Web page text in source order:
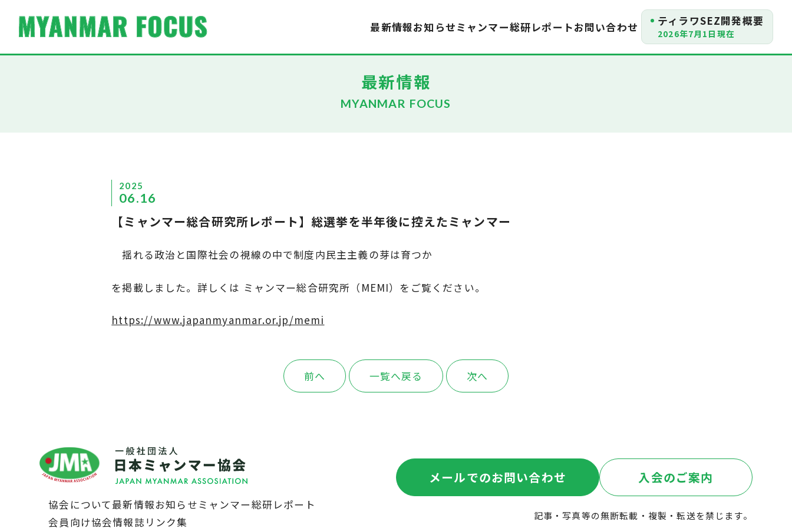
最新情報お知らせミャンマー総研レポートお問い合わせ ティラワSEZ開発概要
2026年7月1日現在
最新情報
MYANMAR FOCUS
2025
06.16
【ミャンマー総合研究所レポート】総選挙を半年後に控えたミャンマー
揺れる政治と国際社会の視線の中で制度内民主主義の芽は育つか
を掲載しました。詳しくは ミャンマー総合研究所（MEMI）をご覧ください。
https://www.japanmyanmar.or.jp/memi
前へ 一覧へ戻る 次へ
協会について最新情報お知らせミャンマー総研レポート
会員向け協会情報誌 リンク集
メールでのお問い合わせ 入会のご案内
記事・写真等の無断転載・複製・転送を禁じます。